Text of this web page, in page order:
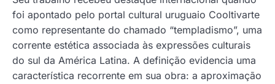
foi apontado pelo portal cultural uruguaio Cooltivarte
como representante do chamado “templadismo”, uma
corrente estética associada às expressões culturais
do sul da América Latina. A definição evidencia uma
característica recorrente em sua obra: a aproximação